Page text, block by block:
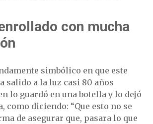
con mucha
simbólico en que este
salido a la luz casi 80 años
lo guardó en una botella y lo dejó
como diciendo: “Que esto no se
de asegurar que, pasara lo que